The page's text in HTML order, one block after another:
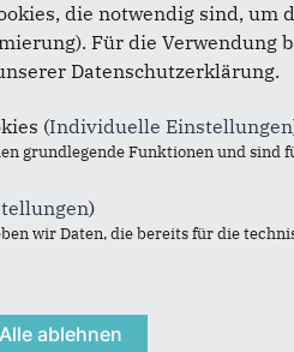
Anschrift
CDU
die notwendig sind,
Für die
Datenschutzerklärung.
(Individuelle Einstellungen
grundlegende Funktionen und
)
wir Daten, die bereits für die